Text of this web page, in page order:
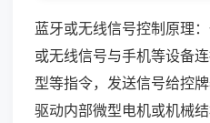
蓝牙或无线信号控制原理
或无线信号与手机等设备
型等指令，发送信号给控
驱动内部微型电机或机械